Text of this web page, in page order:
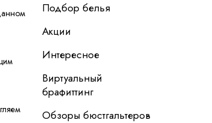
Подбор белья
Акции
Интересное
Виртуальный
брафиттинг
Обзоры бюстгальтеров